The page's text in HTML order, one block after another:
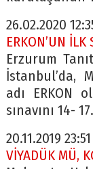
26.02.2020
ERKON’UN İLK
Erzurum
İstanbul’da,
adı ERKON
sınavını 14-
20.11.2019
VİYADÜK MÜ,